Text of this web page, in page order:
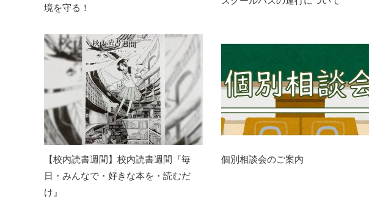
境を守る！
【校内読書週間】校内読書週間『毎
日・みんなで・好きな本を・読むだ
け』
個別相談会のご案内